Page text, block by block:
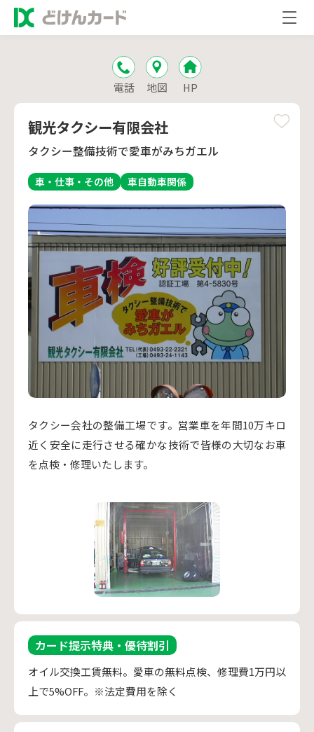
電話 地図 HP
観光タクシー有限会社
タクシー整備技術で愛車がみちガエル
車・仕事・その他 車自動車関係
タクシー会社の整備工場です。営業車を年間10万キロ
近く安全に走行させる確かな技術で皆様の大切なお車
を点検・修理いたします。
カード提示特典・優待割引
オイル交換工賃無料。愛車の無料点検、修理費1万円以
上で5%OFF。※法定費用を除く